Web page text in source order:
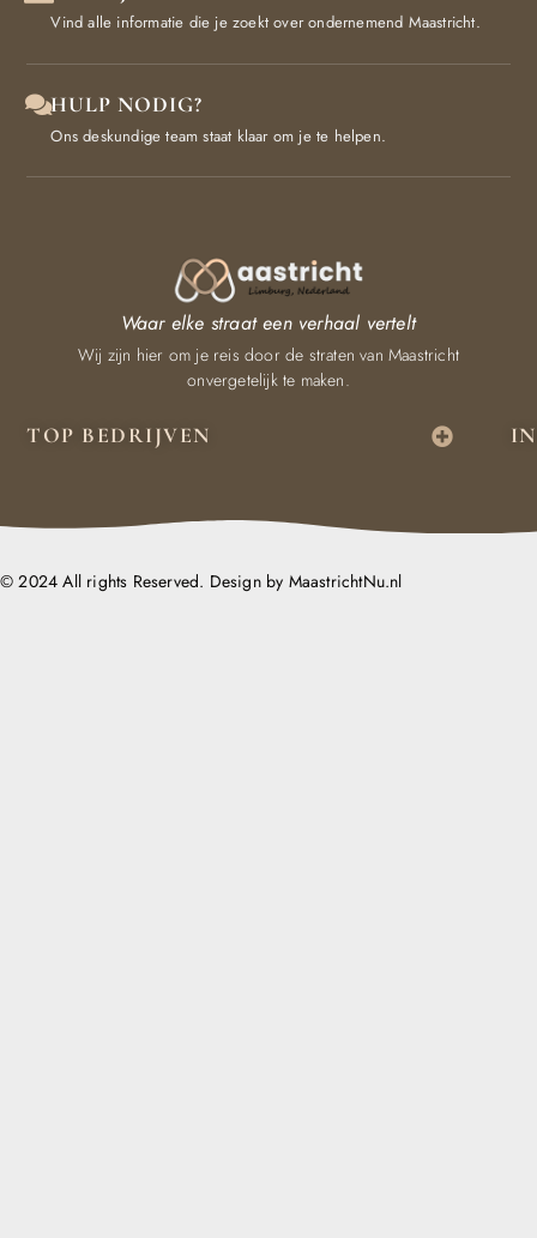
Vind alle informatie die je zoekt over ondernemend Maastricht.
HULP NODIG?
Ons deskundige team staat klaar om je te helpen.
TOP BEDRIJVEN
Waar elke straat een verhaal vertelt
Wij zijn hier om je reis door de straten van Maastricht
onvergetelijk te maken.
© 2024 All rights Reserved. Design by MaastrichtNu.nl